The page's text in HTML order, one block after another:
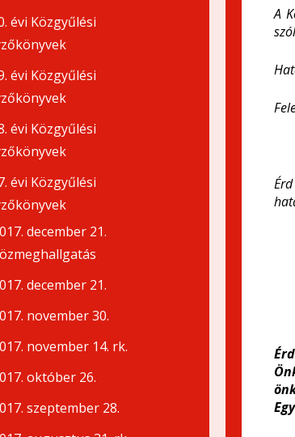
A
évi Közgyűlési
évi Közgyűlési
évi Közgyűlési
évi Közgyűlési
december 21.
december 21.
november 30.
november 14. rk.
október 26.
szeptember 28.